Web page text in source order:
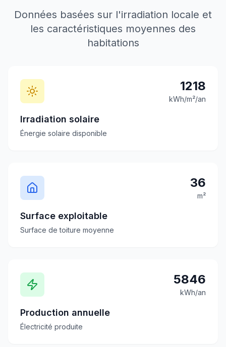
Données basées sur l'irradiation locale et
les caractéristiques moyennes des
habitations
1218
kWh/m²/an
Irradiation solaire
Énergie solaire disponible
36
m²
Surface exploitable
Surface de toiture moyenne
5846
kWh/an
Production annuelle
Électricité produite